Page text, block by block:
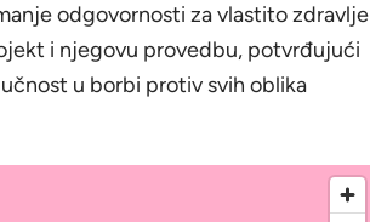
odgovornosti za vlastito zdravlje
i njegovu provedbu, potvrđujući
u borbi protiv svih oblika